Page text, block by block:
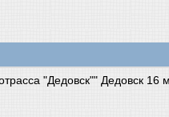
"Дедовск"" Дедовск 16